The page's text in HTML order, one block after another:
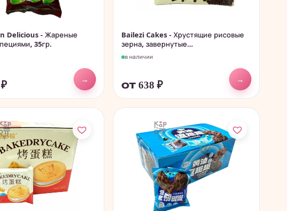
Delicious - Жареные
35гр.
₽
→
Bailezi Cakes - Хрустящие рисовые
зерна, завернутые...
в наличии
от 638 ₽
→